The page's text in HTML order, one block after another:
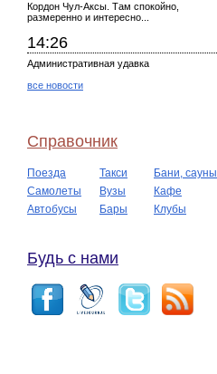
Кордон Чул-Аксы. Там спокойно,
размеренно и интересно...
14:26
Административная удавка
все новости
Справочник
Поезда Такси
Бани, сауны
Самолеты
Вузы
Кафе
Автобусы
Бары Клубы
Будь с нами